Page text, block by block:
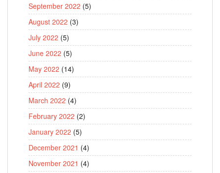
September 2022 (5)
August 2022 (3)
July 2022 (5)
June 2022 (5)
May 2022 (14)
April 2022 (9)
March 2022 (4)
February 2022 (2)
January 2022 (5)
December 2021 (4)
November 2021 (4)